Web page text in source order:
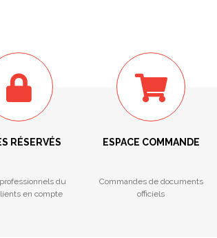
RÉSERVÉS
du
en compte
ESPACE COMMANDE
Commandes de documents
officiels